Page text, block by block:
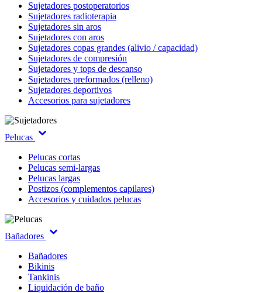
Sujetadores postoperatorios
Sujetadores radioterapia
Sujetadores sin aros
Sujetadores con aros
Sujetadores copas grandes (alivio / capacidad)
Sujetadores de compresión
Sujetadores y tops de descanso
Sujetadores preformados (relleno)
Sujetadores deportivos
Accesorios para sujetadores
Pelucas
Pelucas cortas
Pelucas semi-largas
Pelucas largas
Postizos (complementos capilares)
Accesorios y cuidados pelucas
Bañadores
Bañadores
Bikinis
Tankinis
Liquidación de baño